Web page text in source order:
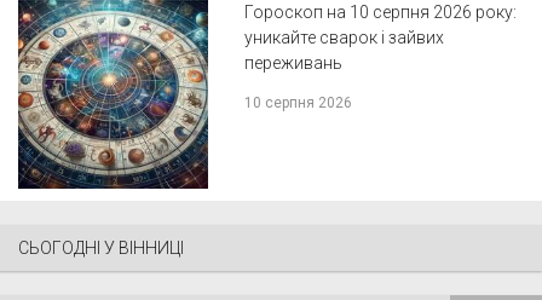
Гороскоп на 10 серпня 2026 року:
уникайте сварок і зайвих
переживань
10 серпня 2026
СЬОГОДНІ У ВІННИЦІ